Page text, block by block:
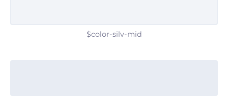
$color-silv-mid